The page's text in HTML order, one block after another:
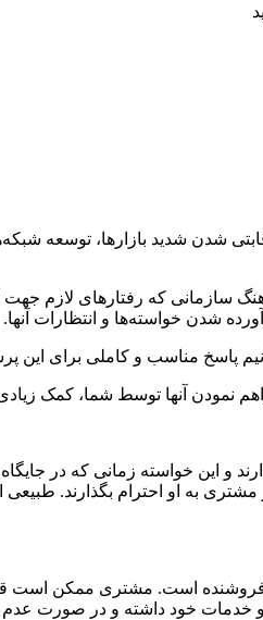
شدن شدید بازارها، توسعه
که رفتارهای لازم جهت
شدن خواسته‌ها و انتظارات آنها.
پاسخ مناسب و کاملی برای این
نمودن آنها توسط شما، کمک
و این خواسته زمانی که در
مشتری به او احترام بگذارند.
است. مشتری ممکن است قیمت
خدمات خود داشته و در صورت